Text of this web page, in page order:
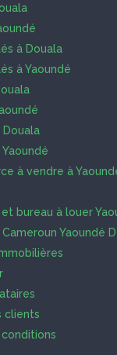
à Douala
à Yaoundé
Douala
à vendre à
bureau à louer
Yaoundé
clients